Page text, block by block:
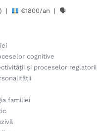
| €1800/an | 🗣
cognitive
și proceselor reglatorii
familiei